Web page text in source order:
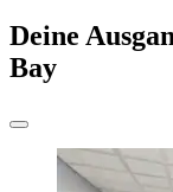
Deine
Bay